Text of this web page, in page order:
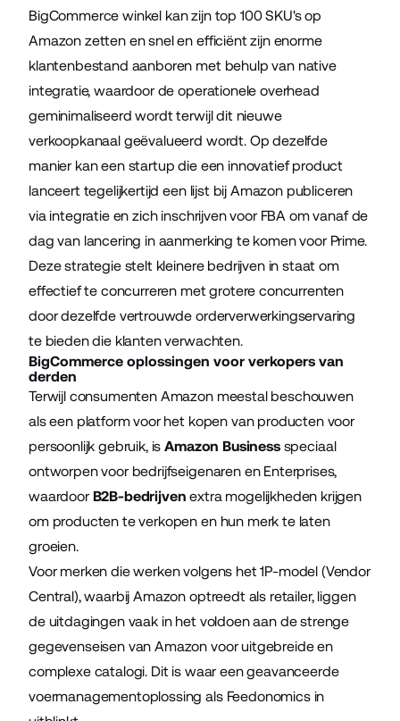
BigCommerce winkel kan zijn top 100 SKU's op
Amazon zetten en snel en efficiënt zijn enorme
klantenbestand aanboren met behulp van native
integratie, waardoor de operationele overhead
geminimaliseerd wordt terwijl dit nieuwe
verkoopkanaal geëvalueerd wordt. Op dezelfde
manier kan een startup die een innovatief product
lanceert tegelijkertijd een lijst bij Amazon publiceren
via integratie en zich inschrijven voor FBA om vanaf de
dag van lancering in aanmerking te komen voor Prime.
Deze strategie stelt kleinere bedrijven in staat om
effectief te concurreren met grotere concurrenten
door dezelfde vertrouwde orderverwerkingservaring
te bieden die klanten verwachten.
BigCommerce oplossingen voor verkopers van
derden
Terwijl consumenten Amazon meestal beschouwen
als een platform voor het kopen van producten voor
persoonlijk gebruik, isAmazon Businessspeciaal
ontworpen voor bedrijfseigenaren en Enterprises,
waardoor B2B-bedrijven extra mogelijkheden krijgen
om producten te verkopen en hun merk te laten
groeien.
Voor merken die werken volgens het 1P-model (Vendor
Central), waarbij Amazon optreedt als retailer, liggen
de uitdagingen vaak in het voldoen aan de strenge
gegevenseisen van Amazon voor uitgebreide en
complexe catalogi. Dit is waar een geavanceerde
voermanagementoplossing als Feedonomics in